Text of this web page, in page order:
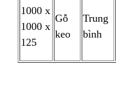
1000 x
1000 x
125
Gỗ
keo
Trung
bình